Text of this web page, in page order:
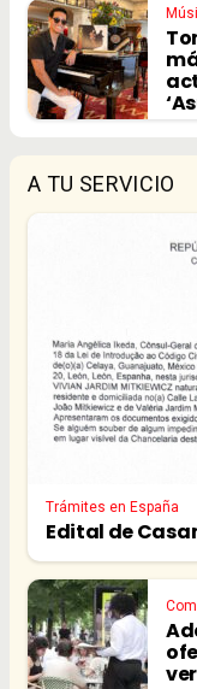
A TU SERVICIO
Trámites en España
Edital de